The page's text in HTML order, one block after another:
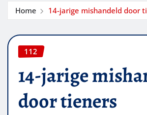
Home 14-jarige mishandeld door
112
14-jarige
door tieners